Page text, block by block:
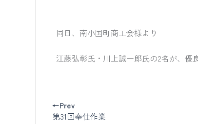
同日、南小国町商工会様より
江藤弘彰氏・川上誠一郎氏の2名が、優
←Prev
第31回奉仕作業